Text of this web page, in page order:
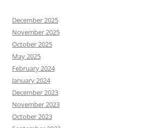
December 2025
November 2025
October 2025
May 2025
February 2024
January 2024
December 2023
November 2023
October 2023